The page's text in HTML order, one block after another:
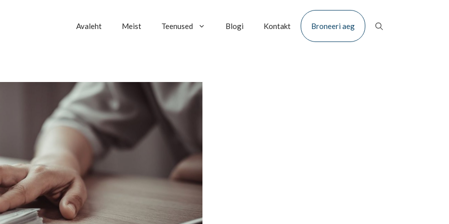
Avaleht Meist Teenused Blogi Kontakt Broneeri aeg